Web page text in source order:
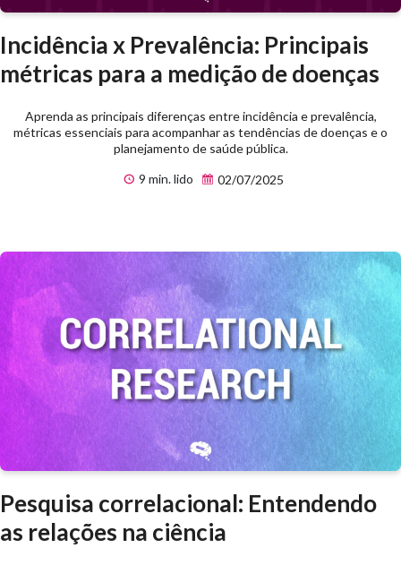
Incidência x Prevalência: Principais
métricas para a medição de doenças
Aprenda as principais diferenças entre incidência e prevalência,
métricas essenciais para acompanhar as tendências de doenças e o
planejamento de saúde pública.
9 min. lido
02/07/2025
Pesquisa correlacional: Entendendo
as relações na ciência